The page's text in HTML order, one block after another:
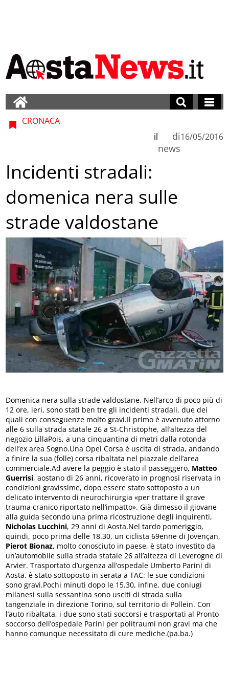
CRONACA
di
news
il 16/05/2016
Incidenti stradali:
domenica nera sulle
strade valdostane
Domenica nera sulla strade valdostane. Nell’arco di poco più di
12 ore, ieri, sono stati ben tre gli incidenti stradali, due dei
quali con conseguenze molto gravi.Il primo è avvenuto attorno
alle 6 sulla strada statale 26 a St-Christophe, all’altezza del
negozio LillaPois, a una cinquantina di metri dalla rotonda
dell’ex area Sogno.Una Opel Corsa è uscita di strada, andando
a finire la sua (folle) corsa ribaltata nel piazzale dell’area
commerciale.Ad avere la peggio è stato il passeggero, Matteo
Guerrisi, aostano di 26 anni, ricoverato in prognosi riservata in
condizioni gravissime, dopo essere stato sottoposto a un
delicato intervento di neurochirurgia «per trattare il grave
trauma cranico riportato nell’impatto». Già dimesso il giovane
alla guida secondo una prima ricostruzione degli inquirenti,
Nicholas Lucchini, 29 anni di Aosta.Nel tardo pomeriggio,
quindi, poco prima delle 18.30, un ciclista 69enne di Jovençan,
Pierot Bionaz, molto conosciuto in paese, è stato investito da
un’automobile sulla strada statale 26 all’altezza di Leverogne di
Arvier. Trasportato d’urgenza all’ospedale Umberto Parini di
Aosta, è stato sottoposto in serata a TAC: le sue condizioni
sono gravi.Pochi minuti dopo le 15.30, infine, due coniugi
milanesi sulla sessantina sono usciti di strada sulla
tangenziale in direzione Torino, sul territorio di Pollein. Con
l’auto ribaltata, i due sono stati soccorsi e trasportati al Pronto
soccorso dell’ospedale Parini per politraumi non gravi ma che
hanno comunque necessitato di cure mediche.(pa.ba.)